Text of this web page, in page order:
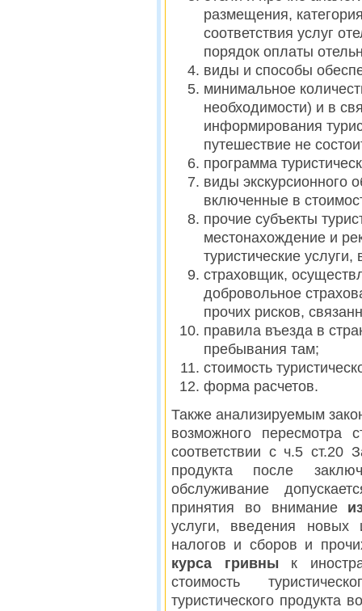
размещения,
соответствия услуг
порядок оплаты
виды и способы
минимальное
необходимости) и в
информирования
путешествие не
программа
виды экскурсионного
включенные в
прочие субъекты
местонахождение и
туристические
страховщик,
добровольное
прочих рисков,
правила въезда в
пребывания там;
стоимость
форма расчетов.
Также анализируемым
возможного пересмотра
соответствии с ч.5 ст.20
продукта после
обслуживание
принятия во внимание
услуги, введения новых
налогов и сборов и
курса гривны к
стоимость
туристического продукта